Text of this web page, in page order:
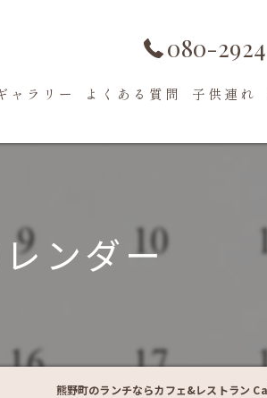
080-
ャラリー よくある質問 子供連れ
ンダー
熊野町のランチならカフェ&レストラン